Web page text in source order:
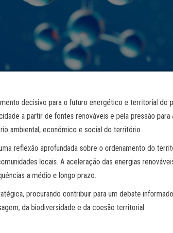
decisivo para o futuro energético e territorial do
a partir de fontes renováveis e pela pressão para
ambiental, económico e social do território.
reflexão aprofundada sobre o ordenamento do
locais. A aceleração das energias
a médio e longo prazo.
procurando contribuir para um debate
da biodiversidade e da coesão territorial.